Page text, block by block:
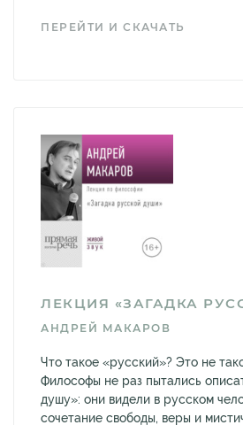
ПЕРЕЙТИ И СКАЧАТЬ
ЛЕКЦИЯ «ЗАГАДКА
АНДРЕЙ МАКАРОВ
Что такое «русский»? Это не
Философы не раз пытались
душу»: они видели в русском
сочетание свободы, веры и